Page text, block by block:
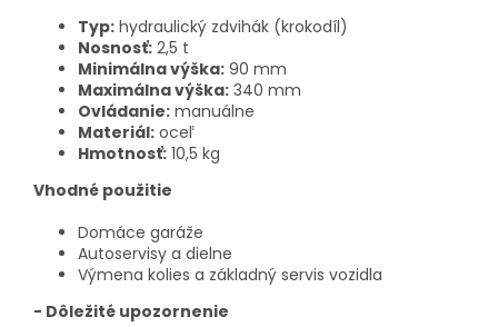
Typ: hydraulický zdvihák (krokodíl)
Nosnosť: 2,5 t
Minimálna výška: 90 mm
Maximálna výška: 340 mm
Ovládanie: manuálne
Materiál: oceľ
Hmotnosť: 10,5 kg
Vhodné použitie
Domáce garáže
Autoservisy a dielne
Výmena kolies a základný servis vozidla
- Dôležité upozornenie